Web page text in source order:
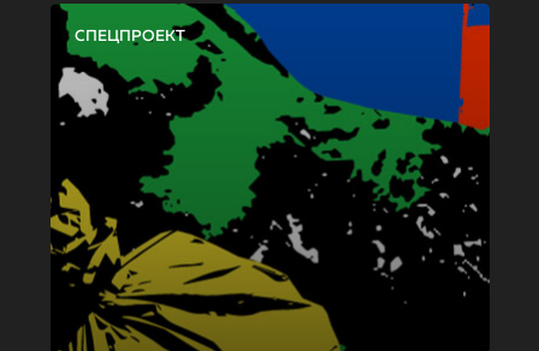
СПЕЦПРОЕКТ